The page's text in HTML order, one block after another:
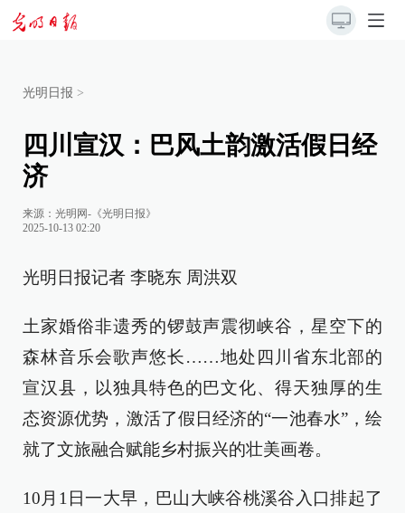
光明日报 >
四川宣汉：巴风土韵激活假日经
济
来源： 光明网-《光明日报》
2025-10-13 02:20
光明日报记者 李晓东 周洪双
土家婚俗非遗秀的锣鼓声震彻峡谷，星空下的
森林音乐会歌声悠长……地处四川省东北部的
宣汉县，以独具特色的巴文化、得天独厚的生
态资源优势，激活了假日经济的“一池春水”，绘
就了文旅融合赋能乡村振兴的壮美画卷。
10月1日一大早，巴山大峡谷桃溪谷入口排起了